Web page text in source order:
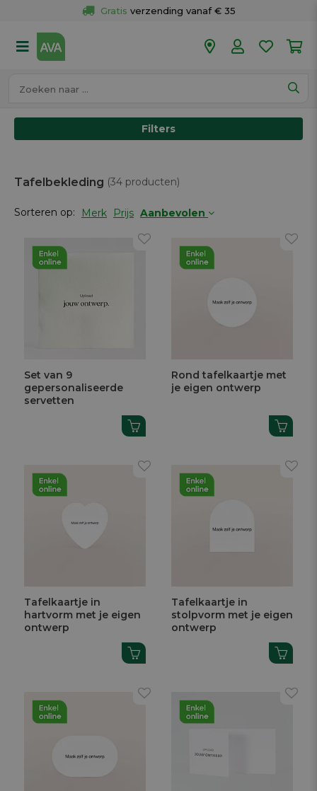
Gratis verzending vanaf € 35
50 winkels
Filters
Tafelbekleding (34 producten)
Sorteren op: Merk Prijs Aanbevolen
Set van 9
gepersonaliseerde
servetten
Rond tafelkaartje met
je eigen ontwerp
Tafelkaartje in
hartvorm met je eigen
ontwerp
Tafelkaartje in
stolpvorm met je eigen
ontwerp